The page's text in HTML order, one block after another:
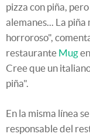
pizza con piña,
alemanes... La piña
horroroso",
restaurante Mug
Cree que un
piña".
En la misma línea
responsable del